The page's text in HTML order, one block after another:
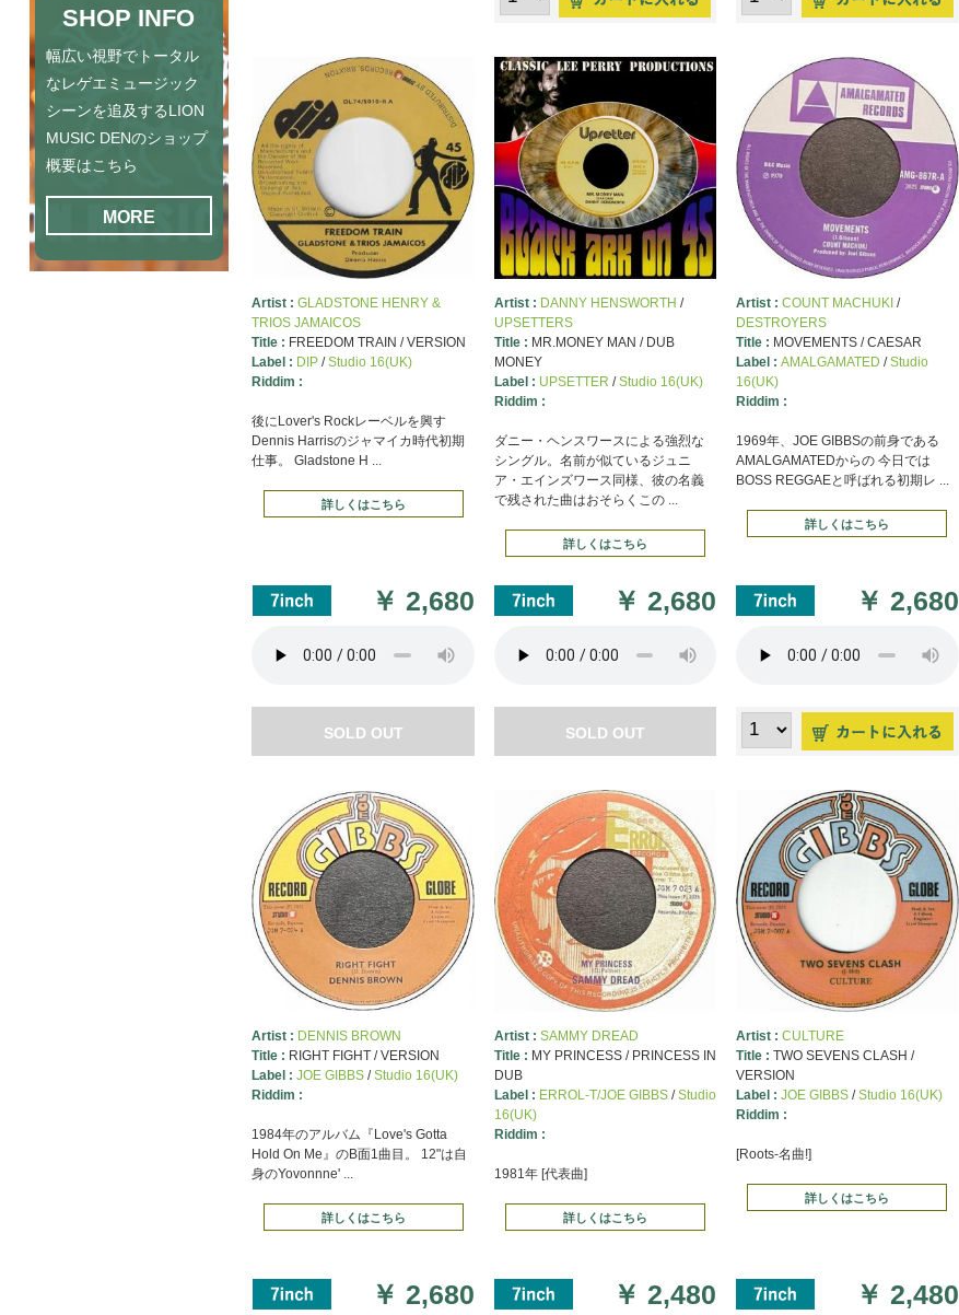
Artist :GLADSTONE HENRY &
TRIOS JAMAICOS
Title : FREEDOM TRAIN / VERSION
Label : DIP /Studio 16(UK)
Riddim :
後にLover's Rockレーベルを興す
Dennis Harrisのジャマイカ時代初期
仕事。 Gladstone H ...
詳しくはこちら
￥2,680
SOLD OUT
Artist : DANNY HENSWORTH /
UPSETTERS
Title : MR.MONEY MAN / DUB
MONEY
Label : UPSETTER /Studio 16(UK)
Riddim :
ダニー・ヘンスワースによる強烈な
シングル。名前が似ているジュニ
ア・エインズワース同様、彼の名義
で残された曲はおそらくこの ...
詳しくはこちら
￥2,680
SOLD OUT
Artist : COUNT MACHUKI /
DESTROYERS
Title : MOVEMENTS / CAESAR
Label : AMALGAMATED /Studio
16(UK)
Riddim :
1969年、JOE GIBBSの前身である
AMALGAMATEDからの 今日では
BOSS REGGAEと呼ばれる初期レ ...
詳しくはこちら
￥ 2,680
Artist : DENNIS BROWN
Title : RIGHT FIGHT / VERSION
Label :JOE GIBBS /Studio 16(UK)
Riddim :
1984年のアルバム『Love's Gotta
Hold On Me』のB面1曲目。 12"は自
身のYovonnne' ...
詳しくはこちら
￥2,680
Artist : SAMMY DREAD
Title : MY PRINCESS / PRINCESS IN
DUB
Label : ERROL-T/JOE GIBBS/Studio
16(UK)
Riddim :
1981年 [代表曲]
詳しくはこちら
￥2,480
Artist : CULTURE
Title : TWO SEVENS CLASH /
VERSION
Label : JOE GIBBS/Studio 16(UK)
Riddim :
[Roots-名曲!]
詳しくはこちら
￥ 2,480
SHOP INFO
幅広い視野でトータル
なレゲエミュージック
シーンを追及するLION
MUSIC DENのショップ
概要はこちら
MORE